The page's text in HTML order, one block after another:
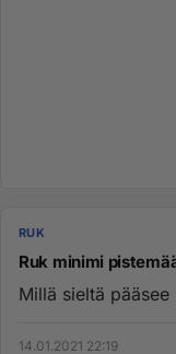
RUK
Ruk minimi
Millä sieltä pääsee
14.01.2021 22:19